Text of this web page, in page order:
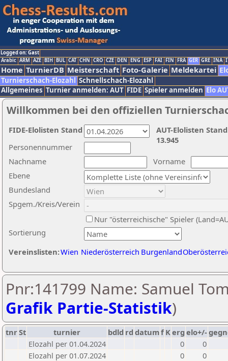
Logged on: Gast
Arabic ARM AZE BIH BUL CAT CHN CRO CZE DEN ENG ESP FAI FIN FRA GER GRE INA
Home TurnierDB Meisterschaft Foto-Galerie Meldekartei
Turnierschach-Elozahl Schnellschach-Elozahl
Allgemeines Turnier anmelden: AUT FIDE Spieler anmelden Elo
Willkommen bei den offiziellen
Nachname
Vorname
Ebene
Sortierung
Personennummer
Bundesland
Spgem./Kreis/Verein
Nur "österreichische" Spieler
Vereinslisten:Wien Niederösterreich Burgenland
AUT-Elolisten
13.945
FIDE-Elolisten Stand
Pnr:141799 Name: Samuel
Grafik Partie-Statistik)
tnrSt turnier bdld rd datumf Kerg elo+/-
Elozahl per 01.04.2024
0
0
Elozahl per 01.07.2024
0
0